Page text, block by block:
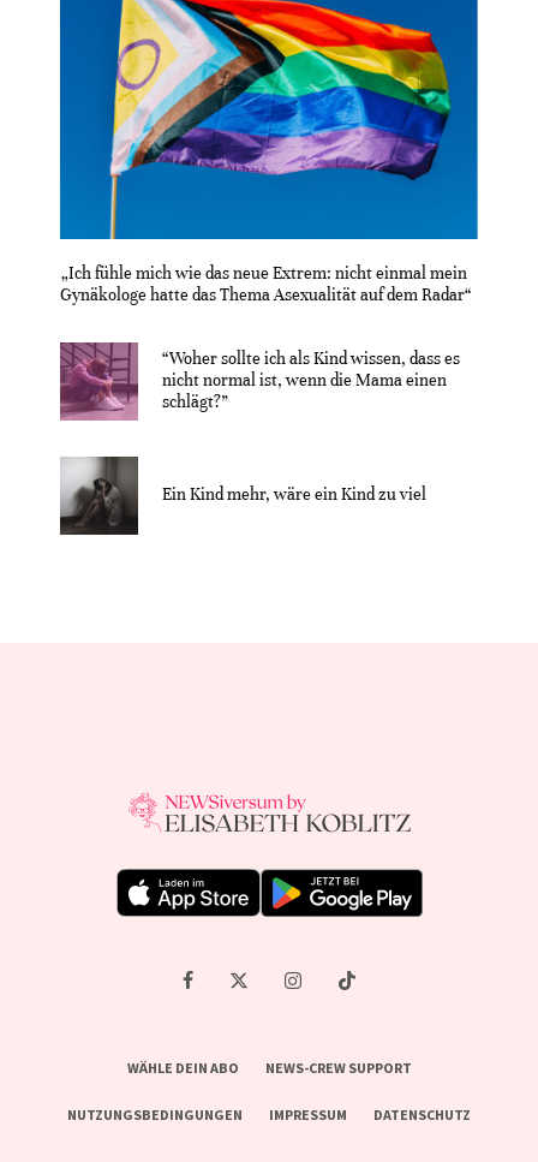
„Ich fühle mich wie das neue Extrem: nicht einmal mein
Gynäkologe hatte das Thema Asexualität auf dem Radar“
“Woher sollte ich als Kind wissen, dass es
nicht normal ist, wenn die Mama einen
schlägt?”
Ein Kind mehr, wäre ein Kind zu viel
WÄHLE DEIN ABO NEWS-CREW SUPPORT
NUTZUNGSBEDINGUNGEN IMPRESSUM DATENSCHUTZ